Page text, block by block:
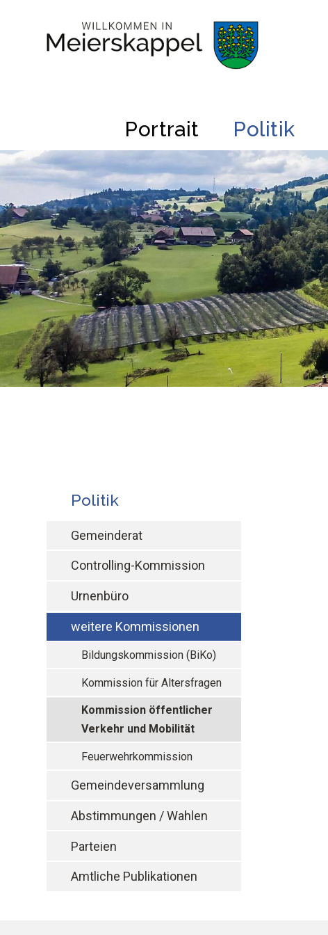
Hauptnavigation
Portrait Politik
Subnav:
Politik
Gemeinderat
Controlling-Kommission
Urnenbüro
weitere Kommissionen
Bildungskommission (BiKo)
Kommission für Altersfragen
Kommission öffentlicher
Verkehr und Mobilität
Feuerwehrkommission
Gemeindeversammlung
Abstimmungen / Wahlen
Parteien
Amtliche Publikationen